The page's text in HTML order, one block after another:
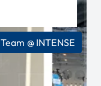
Team @ INTENSE